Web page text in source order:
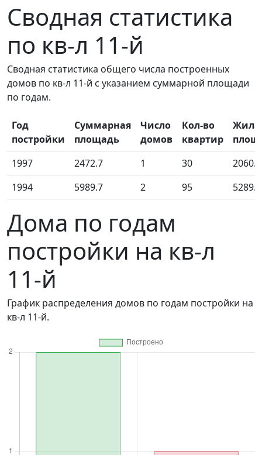
Сводная статистика
по кв-л 11-й
Сводная статистика общего числа построенных
домов по кв-л 11-й с указанием суммарной площади
по годам.
Год
постройки
Суммарная
площадь
Число
домов
Кол-во
квартир
1997
2472.7 1 30
1994
5989.7 2 95
Дома по годам
постройки на кв-л
11-й
График распределения домов по годам постройки на
кв-л 11-й.